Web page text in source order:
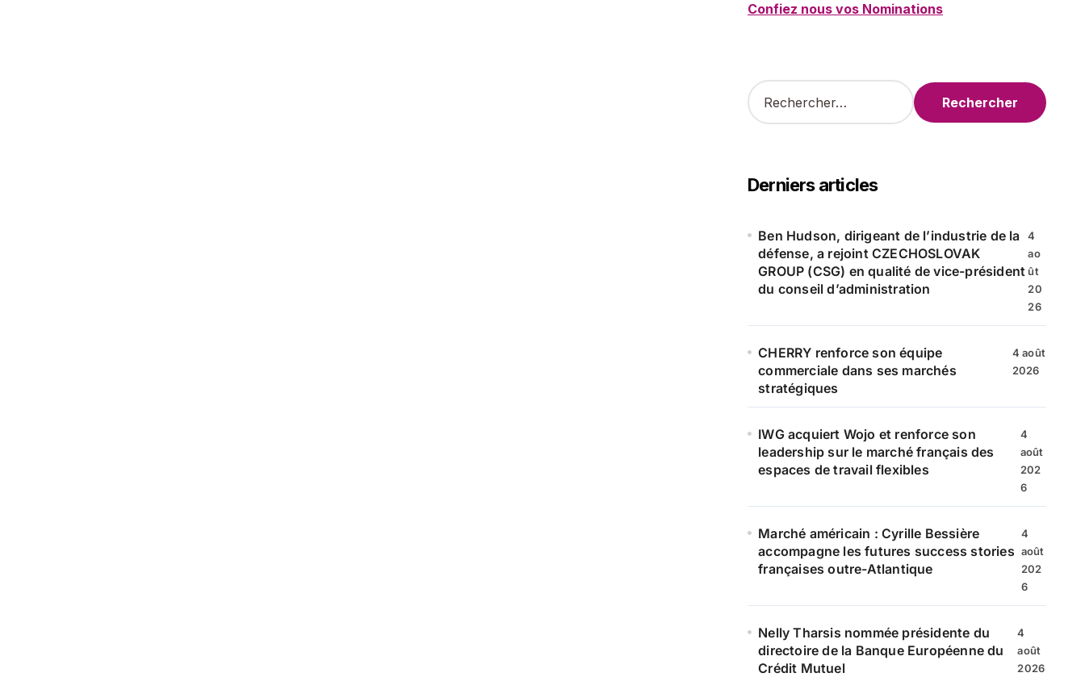
Confiez nous vos Nominations
R
e
r
c
e
Derniers articles
Ben Hudson, dirigeant de l’industrie de la
défense, a rejoint CZECHOSLOVAK
GROUP (CSG) en qualité de vice-président
du conseil d’administration
4
ao
ût
20
26
CHERRY renforce son équipe
commerciale dans ses marchés
stratégiques
4 août
2026
IWG acquiert Wojo et renforce son
leadership sur le marché français des
espaces de travail flexibles
4
août
202
6
Marché américain : Cyrille Bessière
accompagne les futures success stories
françaises outre-Atlantique
4
août
202
6
Nelly Tharsis nommée présidente du
directoire de la Banque Européenne du
Crédit Mutuel
4
août
2026